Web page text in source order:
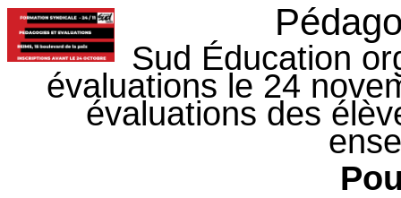
Sud Éducation
évaluations le 24
évaluations des